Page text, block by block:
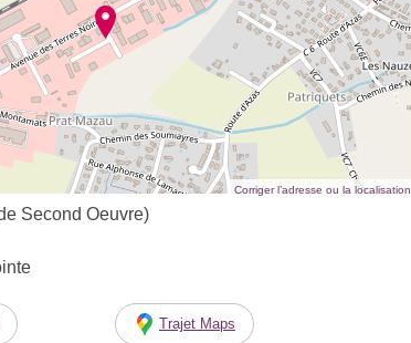
Corriger l’adresse ou la localisation
Second Oeuvre)
Trajet Maps